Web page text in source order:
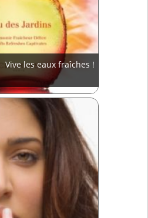
Vive les eaux fraîches !